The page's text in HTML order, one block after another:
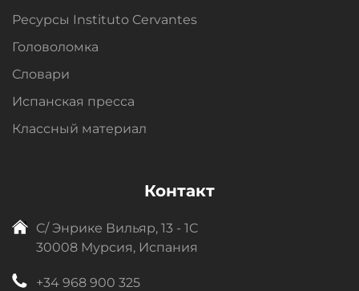
Ресурсы Instituto Cervantes
Головоломка
Словари
Испанская пресса
Классный материал
Контакт
C/ Энрике Вильяр, 13 - 1C
30008 Мурсия, Испания
+34 968 900 325